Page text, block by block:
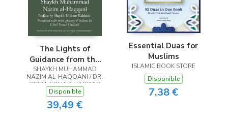
The Lights of
Guidance from the
Knowledge Oceans
of the Divine Side
SHAYKH MUHAMMAD
NAZIM AL-HAQQANI / DR.
GIBRIL FOUAD HADDAD
Disponible
39,49 €
Essential Duas for
Muslims
ISLAMIC BOOK STORE
Disponible
7,38 €